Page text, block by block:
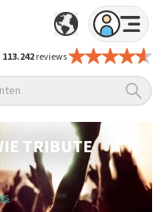
113.242reviews
TRIBUTE